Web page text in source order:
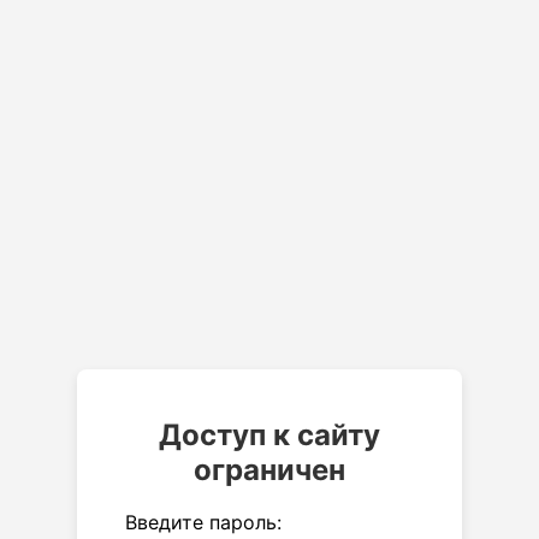
Доступ к сайту
ограничен
Введите пароль: